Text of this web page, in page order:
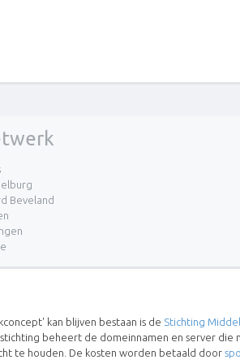
Beveland
kan blijven bestaan is de Stichting
beheert de domeinnamen en server die
te houden. De kosten worden betaald door